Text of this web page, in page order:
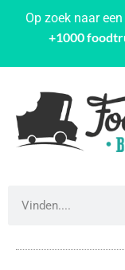
Op zoek naar
+1000